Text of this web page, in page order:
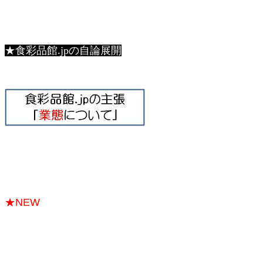
★食彩品館.jpの自論展開
★NEW